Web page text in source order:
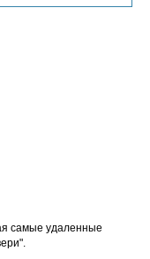
самые удаленные